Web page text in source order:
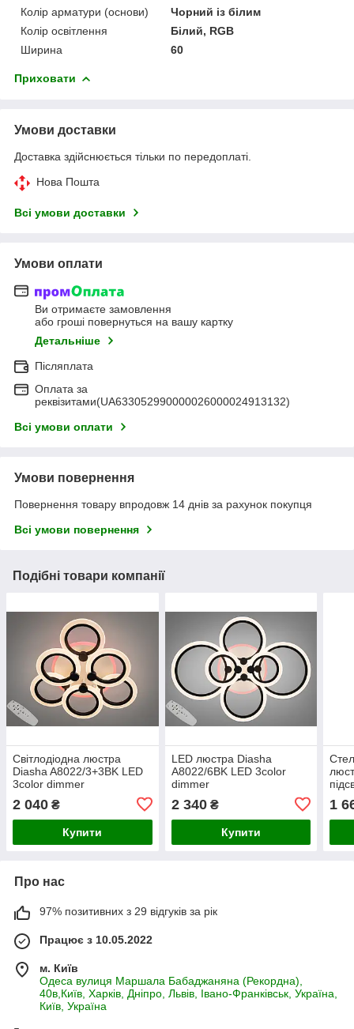
Колір арматури (основи)
Чорний із білим
Колір освітлення
Білий, RGB
Ширина
60
Приховати
Умови доставки
Доставка здійснюється тільки по передоплаті.
Нова Пошта
Всі умови доставки
Умови оплати
Ви отримаєте замовлення
або гроші повернуться на вашу картку
Детальніше
Післяплата
Оплата за
реквізитами(UA633052990000026000024913132)
Всі умови оплати
Умови повернення
Повернення товару впродовж 14 днів за рахунок покупця
Всі умови повернення
Подібні товари компанії
Світлодіодна люстра
Diasha A8022/3+3BK LED
3color dimmer
2 040 ₴
Купити
LED люстра Diasha
A8022/6BK LED 3color
dimmer
2 340₴
Купити
1
Про нас
97% позитивних з 29 відгуків за рік
Працює з 10.05.2022
м. Київ
Одеса вулиця Маршала Бабаджаняна (Рекордна),
40в,Київ, Харків, Дніпро, Львів, Івано-Франківськ, Україна,
Київ, Україна